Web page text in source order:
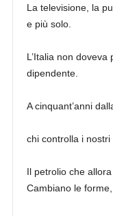
La televisione, la
e più solo.
L’Italia non
dipendente.
A cinquant’anni
chi controlla i nostri
Il petrolio che
Cambiano le